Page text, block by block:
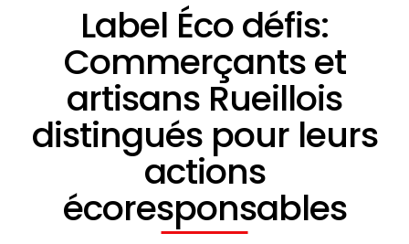
Label Éco défis:
Commerçants et
artisans Rueillois
distingués pour leurs
actions
écoresponsables